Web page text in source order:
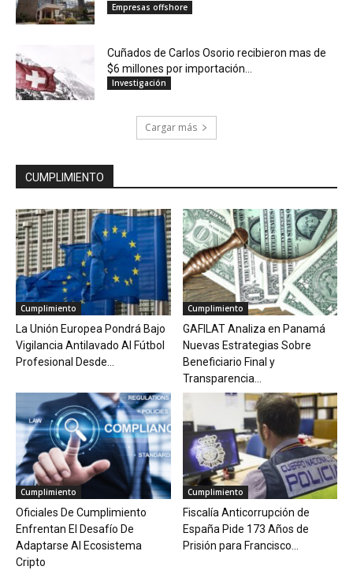
Empresas offshore
Cuñados de Carlos Osorio recibieron mas de
$6 millones por importación...
Investigación
Cargar más
CUMPLIMIENTO
Cumplimiento
La Unión Europea Pondrá Bajo
Vigilancia Antilavado Al Fútbol
Profesional Desde...
Cumplimiento
GAFILAT Analiza en Panamá
Nuevas Estrategias Sobre
Beneficiario Final y
Transparencia...
Cumplimiento
Oficiales De Cumplimiento
Enfrentan El Desafío De
Adaptarse Al Ecosistema
Cripto
Cumplimiento
Fiscalía Anticorrupción de
España Pide 173 Años de
Prisión para Francisco...